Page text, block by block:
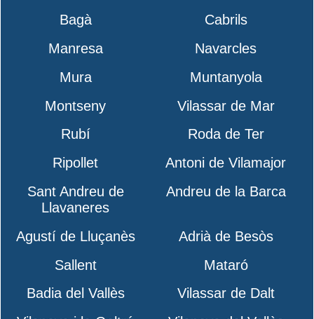
Bagà
Cabrils
Manresa
Navarcles
Mura
Muntanyola
Montseny
Vilassar de Mar
Rubí
Roda de Ter
Ripollet
Antoni de Vilamajor
Sant Andreu de
Llavaneres
Andreu de la Barca
Agustí de Lluçanès
Adrià de Besòs
Sallent
Mataró
Badia del Vallès
Vilassar de Dalt